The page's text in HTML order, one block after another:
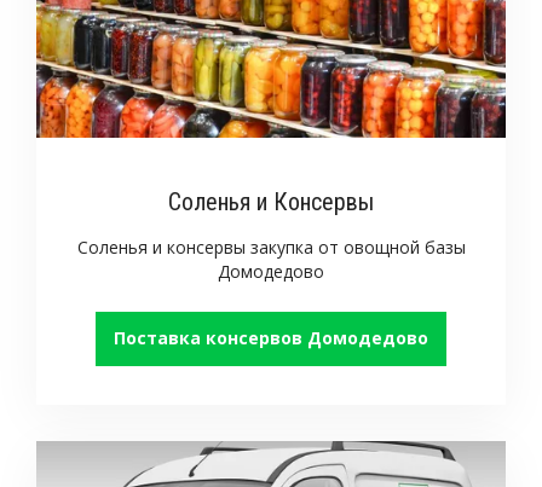
Соленья и Консервы
Соленья и консервы закупка от овощной базы
Домодедово
Поставка консервов Домодедово